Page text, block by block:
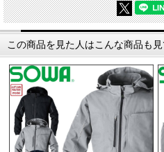
この商品を見た人はこんな商品も